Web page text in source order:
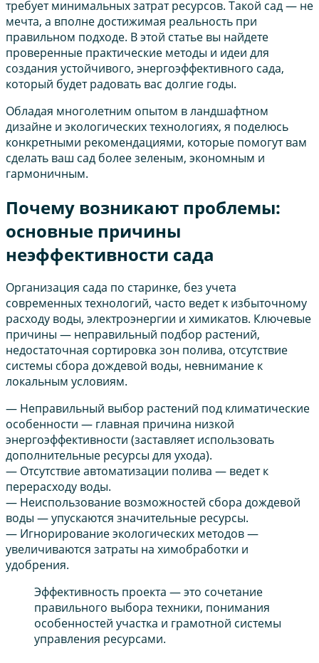
требует минимальных затрат ресурсов. Такой сад — не
мечта, а вполне достижимая реальность при
правильном подходе. В этой статье вы найдете
проверенные практические методы и идеи для
создания устойчивого, энергоэффективного сада,
который будет радовать вас долгие годы.
Обладая многолетним опытом в ландшафтном
дизайне и экологических технологиях, я поделюсь
конкретными рекомендациями, которые помогут вам
сделать ваш сад более зеленым, экономным и
гармоничным.
Почему возникают проблемы:
основные причины
неэффективности сада
Организация сада по старинке, без учета
современных технологий, часто ведет к избыточному
расходу воды, электроэнергии и химикатов. Ключевые
причины — неправильный подбор растений,
недостаточная сортировка зон полива, отсутствие
системы сбора дождевой воды, невнимание к
локальным условиям.
— Неправильный выбор растений под климатические
особенности — главная причина низкой
энергоэффективности (заставляет использовать
дополнительные ресурсы для ухода).
— Отсутствие автоматизации полива — ведет к
перерасходу воды.
— Неиспользование возможностей сбора дождевой
воды — упускаются значительные ресурсы.
— Игнорирование экологических методов —
увеличиваются затраты на химобработки и
удобрения.
Эффективность проекта — это сочетание
правильного выбора техники, понимания
особенностей участка и грамотной системы
управления ресурсами.